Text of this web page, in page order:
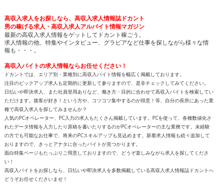
高収入求人をお探しなら、高収入求人情報誌ドカント
男の稼げる求人・高収入求人アルバイト情報マガジン
最新の高収入求人情報をゲットしてドカント稼ごう。
求人情報の他、特集やインタビュー、グラビアなど仕事を探しながら様々な情
報も・・・。
高収入バイトの求人情報ならお任せください！
ドカントでは、エリア別・業種別に高収入バイト情報を幅広く掲載しております。
注目のピックアップ求人も定期的に更新して参りますので、是非チェックしてみてください。
日払いや即決求人、また社員登用ありなど、働き方・目的に合わせて高収入バイトを検索してい
ただけます。接客が好き！という方や、コツコツ集中するのが得意！等、自分の長所にあった業
種で高収入求人を探してみませんか？
人気のPCオペレーター、PC入力の求人もたくさん掲載しています。PCを使って、各種数値化さ
れたデータ情報を入力したり原稿を書いたりするのがPCオペレーターの主な業務です。未経験
の方でも可能なお仕事で、将来のPCスキルアップも見込めます。新着求人情報も続々追加して
おりますので、きっとアナタに合ったバイトが見つかります。
面白特集ページもたっぷりご用意しておりますので、どうぞ楽しみながら求人を探してくださ
い！
高収入バイトをお探しなら、日払いや即決求人を多数掲載している高収入求人情報誌ドカントへ
どうぞお任せくださいませ！